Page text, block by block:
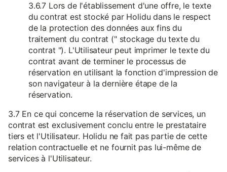
3.6.7 Lors de l'établissement d'une offre, le texte
du contrat est stocké par Holidu dans le respect
de la protection des données aux fins du
traitement du contrat (" stockage du texte du
contrat "). L'Utilisateur peut imprimer le texte du
contrat avant de terminer le processus de
réservation en utilisant la fonction d'impression de
son navigateur à la dernière étape de la
réservation.
3.7 En ce qui concerne la réservation de services, un
contrat est exclusivement conclu entre le prestataire
tiers et l'Utilisateur. Holidu ne fait pas partie de cette
relation contractuelle et ne fournit pas lui-même de
services à l'Utilisateur.